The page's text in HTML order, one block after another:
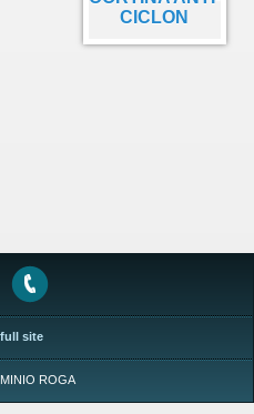
CICLON
site
ROGA